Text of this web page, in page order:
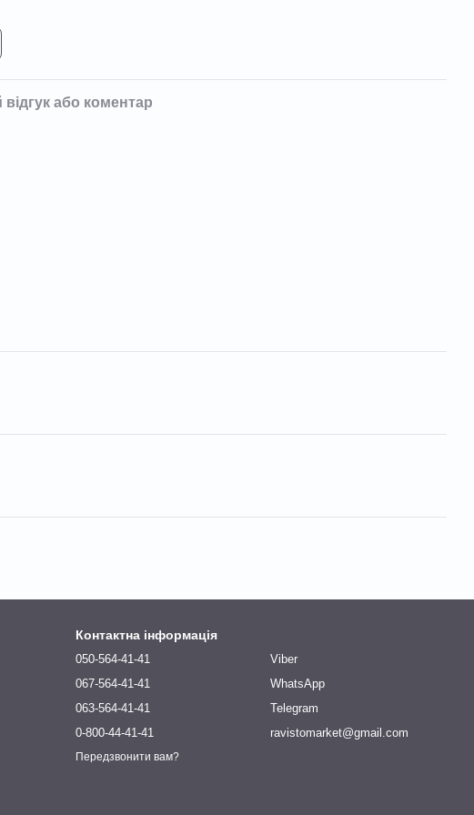
відгук або коментар
Контактна інформація
050-564-41-41
067-564-41-41
063-564-41-41
0-800-44-41-41
Передзвонити вам?
Viber
WhatsApp
Telegram
ravistomarket@gmail.com